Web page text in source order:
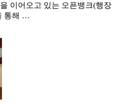
이어오고 있는 오픈뱅크(행
통해 …